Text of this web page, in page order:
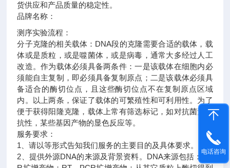
货供应和产品质量的稳定性。
品牌名称：
测序实验流程：
分子克隆的相关载体：DNA段的克隆需要合适的载体，载
体或是质粒，或是噬菌体，或是病毒，通常大多经过人工
改造。作为载体必须具备两条件：一是该载体在细胞内必
须能自主复制，即必须具备复制原点；二是该载体必须具
备适合的酶切位点，且这些酶切位点不在复制原点区域
内。以上两条，保证了载体的可繁殖性和可利用性。为了
便于获得阳隆克隆，载体上常有筛选标记，如对抗菌素的
抗性，某些基因产物的显色反应等。
服务要求：
1、请以等形式告知我们服务的主要目的及具体要求。
2、提供外源DNA的来源及背景资料。DNA来源包括：PC
电话咨询